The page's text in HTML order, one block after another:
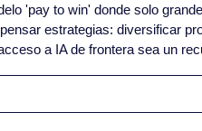
'pay to win' donde solo
estrategias: diversificar
a IA de frontera sea un